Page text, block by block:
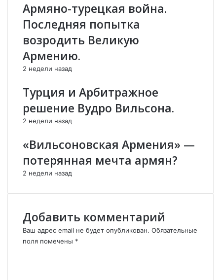
д
о
а
л
и
ы
в
е
т
е
в
о
л
и
п
к
е
к
ч
е
ф
а
К
и
Армяно-турецкая война.
Последняя попытка
возродить Великую
Армению.
2 недели назад
Турция и Арбитражное
решение Вудро Вильсона.
2 недели назад
«Вильсоновская Армения» —
потерянная мечта армян?
2 недели назад
Добавить комментарий
Ваш адрес email не будет опубликован. Обязательные
поля помечены *